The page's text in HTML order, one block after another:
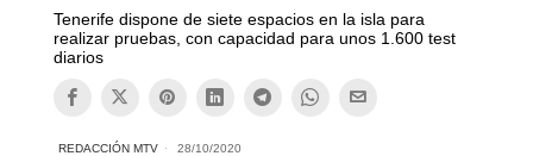
Tenerife dispone de siete espacios en la isla para
realizar pruebas, con capacidad para unos 1.600 test
diarios
REDACCIÓN MTV 28/10/2020